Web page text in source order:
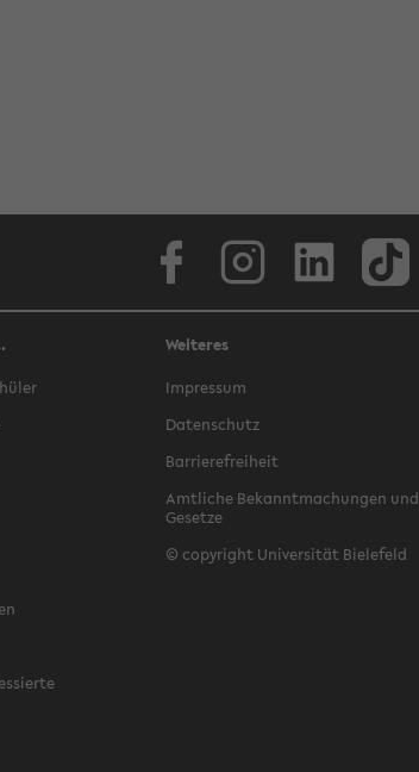
Weiteres
Impressum
Datenschutz
Barrierefreiheit
Amtliche Bekanntmachungen und
Gesetze
© copyright Universität Bielefeld